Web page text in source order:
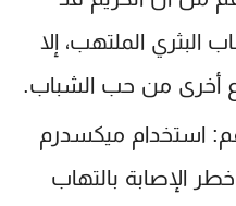
الملتهب، إلا
أخرى من حب الشباب.
استخدام ميكسدرم
الإصابة بالتهاب